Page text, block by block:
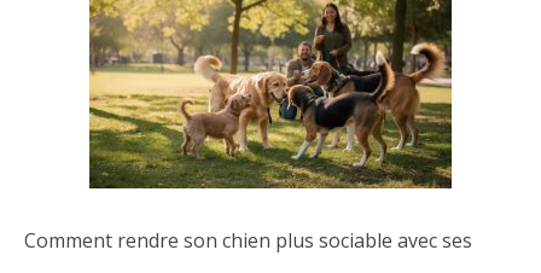
Comment rendre son chien plus sociable avec ses